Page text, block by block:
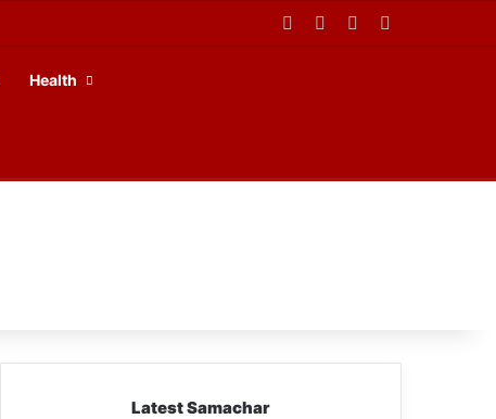
Facebook YouTube
Health
Latest Samachar